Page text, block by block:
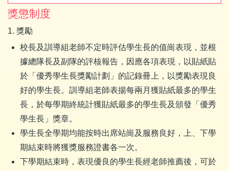
獎懲制度
1. 獎勵
校長及訓導組老師不定時評估學生長的值崗表現，並根
據總隊長及副隊的評核報告，因應各項表現，以貼紙貼
於「優秀學生長獎勵計劃」的記錄冊上，以獎勵表現良
好的學生長。訓導組老師表揚每兩月獲貼紙最多的學生
長，於每學期終統計獲貼紙最多的學生長及頒發「優秀
學生長」獎章。
學生長全學期均能按時出席站崗及服務良好，上、下學
期結束時將獲獎服務證書各一次。
下學期結束時，表現優良的學生長經老師推薦後，可於